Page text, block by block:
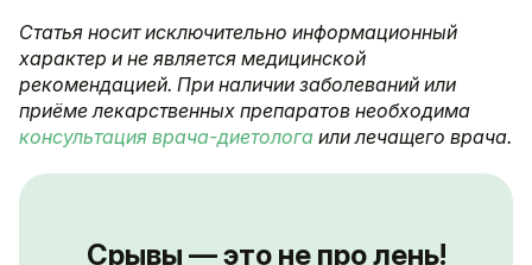
Статья носит исключительно информационный
характер и не является медицинской
рекомендацией. При наличии заболеваний или
приёме лекарственных препаратов необходима
консультация врача-диетолога или лечащего врача.
Срывы — это не про лень!